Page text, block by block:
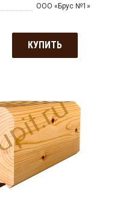
ООО «Брус №1»
КУПИТЬ